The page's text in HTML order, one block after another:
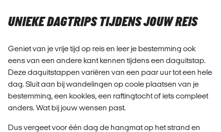
UNIEKE DAGTRIPS TIJDENS JOUW REIS
Geniet van je vrije tijd op reis en leer je bestemming ook
eens van een andere kant kennen tijdens een daguitstap.
Deze daguitstappen variëren van een paar uur tot een hele
dag. Sluit aan bij wandelingen op coole plaatsen van je
bestemming, een kookles, een raftingtocht of iets compleet
anders. Wat bij jouw wensen past.
Dus vergeet voor één dag de hangmat op het strand en